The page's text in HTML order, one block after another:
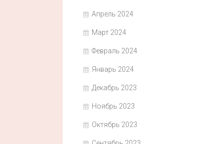
Апрель 2024
Март 2024
Февраль 2024
Январь 2024
Декабрь 2023
Ноябрь 2023
Октябрь 2023